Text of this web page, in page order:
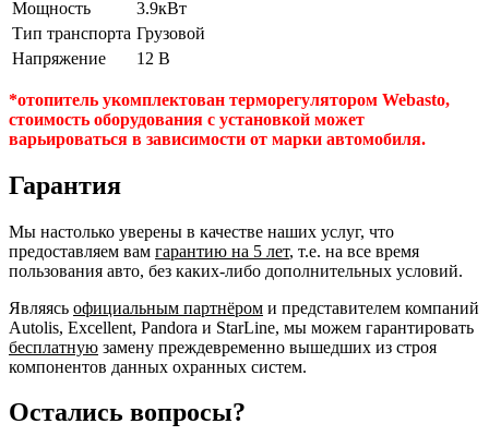
Мощность
3.9кВт
Тип транспорта Грузовой
Напряжение
12 В
*отопитель укомплектован терморегулятором Webasto,
стоимость оборудования с установкой может
варьироваться в зависимости от марки автомобиля.
Гарантия
Мы настолько уверены в качестве наших услуг, что
предоставляем вам гарантию на 5 лет, т.е. на все время
пользования авто, без каких-либо дополнительных условий.
Являясь официальным партнёром и представителем компаний
Autolis, Excellent, Pandora и StarLine, мы можем гарантировать
бесплатную замену преждевременно вышедших из строя
компонентов данных охранных систем.
Остались вопросы?